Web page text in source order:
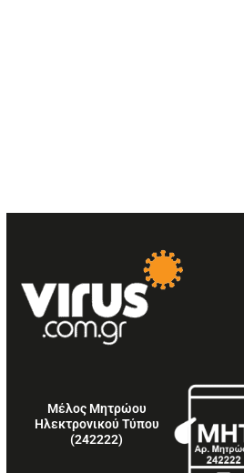
Μέλος Μητρώου
Ηλεκτρονικού Τύπου
(242222)